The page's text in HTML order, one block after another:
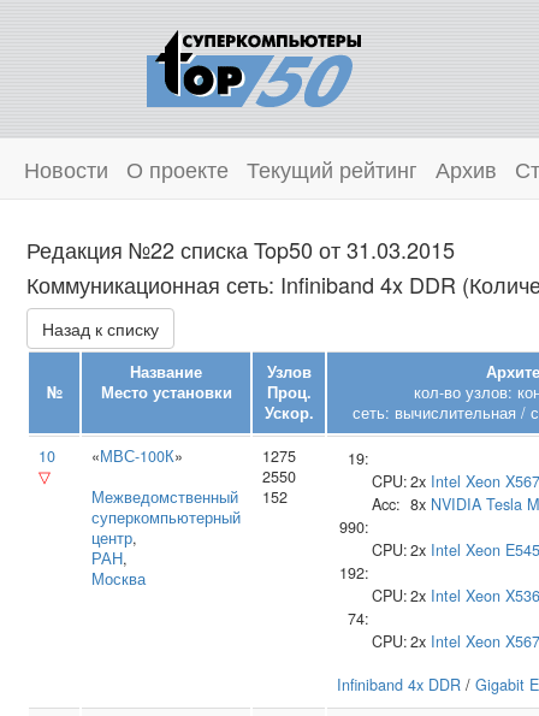
Новости О проекте Текущий рейтинг Архив
Редакция №22 списка Top50 от 31.03.2015
Коммуникационная сеть: Infiniband 4x DDR
Назад к списку
№
Название
Место установки
Узлов
Проц.
Ускор.
кол-во узлов:
сеть: вычислительная /
10
▽
«МВС-100К»
Межведомственный
суперкомпьютерный
центр,
РАН,
Москва
1275
2550
152
19:
CPU:2x Intel Xeon
Acc: 8x NVIDIA Tesla
990:
CPU:2x Intel Xeon
192:
CPU:2x Intel Xeon
74:
CPU:2x Intel Xeon
Infiniband 4x DDR / Gigabit